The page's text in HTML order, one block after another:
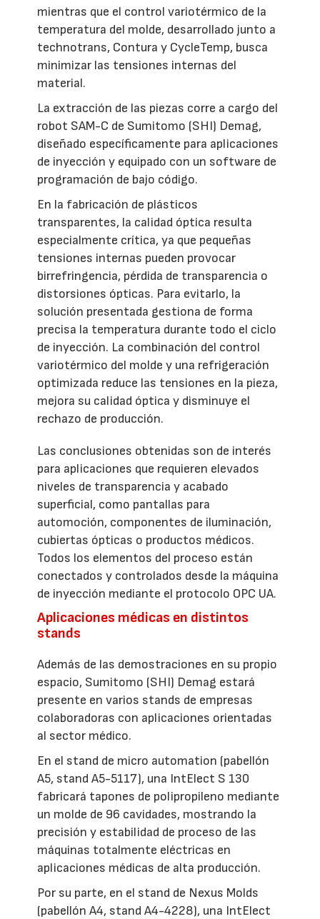
mientras que el control variotérmico de la
temperatura del molde, desarrollado junto a
technotrans, Contura y CycleTemp, busca
minimizar las tensiones internas del
material.
La extracción de las piezas corre a cargo del
robot SAM-C de Sumitomo (SHI) Demag,
diseñado específicamente para aplicaciones
de inyección y equipado con un software de
programación de bajo código.
En la fabricación de plásticos
transparentes, la calidad óptica resulta
especialmente crítica, ya que pequeñas
tensiones internas pueden provocar
birrefringencia, pérdida de transparencia o
distorsiones ópticas. Para evitarlo, la
solución presentada gestiona de forma
precisa la temperatura durante todo el ciclo
de inyección. La combinación del control
variotérmico del molde y una refrigeración
optimizada reduce las tensiones en la pieza,
mejora su calidad óptica y disminuye el
rechazo de producción.
Las conclusiones obtenidas son de interés
para aplicaciones que requieren elevados
niveles de transparencia y acabado
superficial, como pantallas para
automoción, componentes de iluminación,
cubiertas ópticas o productos médicos.
Todos los elementos del proceso están
conectados y controlados desde la máquina
de inyección mediante el protocolo OPC UA.
Aplicaciones médicas en distintos
stands
Además de las demostraciones en su propio
espacio, Sumitomo (SHI) Demag estará
presente en varios stands de empresas
colaboradoras con aplicaciones orientadas
al sector médico.
En el stand de micro automation (pabellón
A5, stand A5-5117), una IntElect S 130
fabricará tapones de polipropileno mediante
un molde de 96 cavidades, mostrando la
precisión y estabilidad de proceso de las
máquinas totalmente eléctricas en
aplicaciones médicas de alta producción.
Por su parte, en el stand de Nexus Molds
(pabellón A4, stand A4-4228), una IntElect